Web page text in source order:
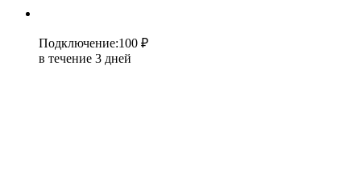
Подключение:100 ₽
в течение 3 дней